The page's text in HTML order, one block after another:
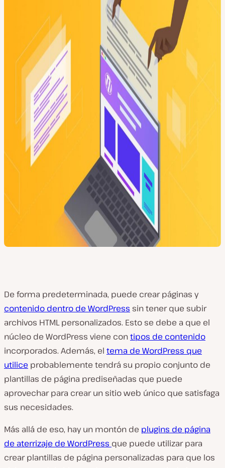
De forma predeterminada, puede crear páginas y
contenido dentro de WordPress sin tener que subir
archivos HTML personalizados. Esto se debe a que el
núcleo de WordPress viene contipos de contenido
incorporados. Además, el tema de WordPress que
utilice probablemente tendrá su propio conjunto de
plantillas de página prediseñadas que puede
aprovechar para crear un sitio web único que satisfaga
sus necesidades.
Más allá de eso, hay un montón de plugins de página
de aterrizaje de WordPress que puede utilizar para
crear plantillas de página personalizadas para que los